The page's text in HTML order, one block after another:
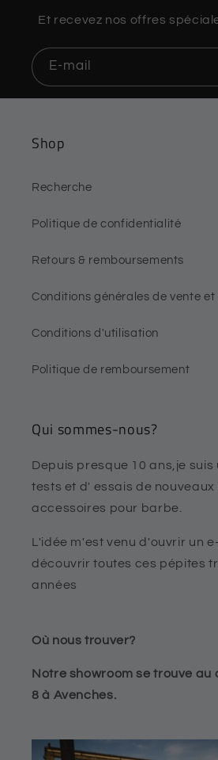
Et recevez nos offres
E-mail
Shop
Recherche
Politique de confidentialité
Retours & remboursements
Conditions générales de vente
Conditions d'utilisation
Politique de remboursement
Qui sommes-nous?
Depuis presque 10 ans,je suis
tests et d' essais de
accessoires pour barbe.
L'idée m'est venu d'ouvrir un
découvrir toutes ces pépites
années
Où nous trouver?
Notre showroom se trouve au
8 à Avenches.